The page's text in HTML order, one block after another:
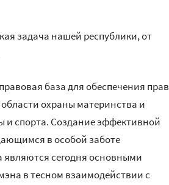
задача нашей республики, от
база для обеспечения прав
охраны материнства и
и спорта. Создание эффективной
в особой заботе
являются сегодня основными
в тесном взаимодействии с